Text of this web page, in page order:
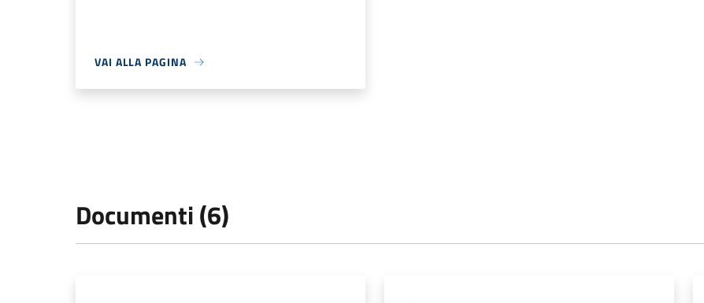
VAI ALLA PAGINA
Documenti (6)